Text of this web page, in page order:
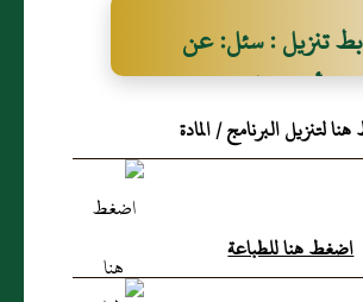
تنزيل : سئل: عن
يقرأ على الجنائز‏:‏ هل
الصلاة خلفه‏؟‏
لتنزيل البرنامج / المادة
اضغط هنا للطباعة